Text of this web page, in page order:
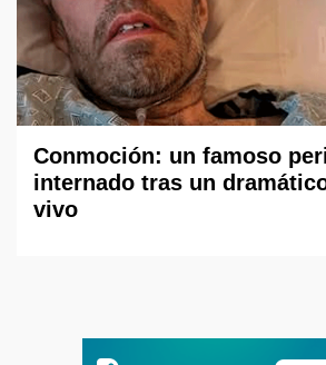
Conmoción: un famoso
internado tras un
vivo